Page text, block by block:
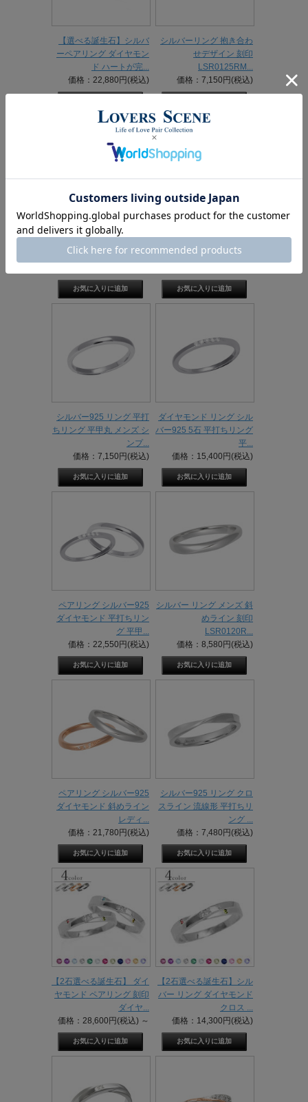
【選べる誕生石】シルバ
ーペアリング ダイヤモン
ド ハートが完...
価格：22,880円(税込)
シルバーリング 抱き合わ
せデザイン 刻印
LSR0125RM...
価格：7,150円(税込)
シルバーリング ダイヤモ
刻印 LS...
ダイヤ...
シルバー925 リング 平打
ちリング 平甲丸 メンズ シ
ンプ...
価格：7,150円(税込)
ダイヤモンド リング シル
バー925 5石 平打ちリング
平...
価格：15,400円(税込)
ペアリング シルバー925
ダイヤモンド 平打ちリン
グ 平甲...
価格：22,550円(税込)
シルバー リング メンズ 斜
めライン 刻印
LSR0120R...
価格：8,580円(税込)
ペアリング シルバー925
ダイヤモンド 斜めライン
レディ...
価格：21,780円(税込)
シルバー925 リング クロ
スライン 流線形 平打ちリ
ング ...
価格：7,480円(税込)
【2石選べる誕生石】 ダイ
ヤモンド ペアリング 刻印
ダイヤ...
価格：28,600円(税込) ～
【2石選べる誕生石】シル
バー リング ダイヤモンド
クロス ...
価格：14,300円(税込)